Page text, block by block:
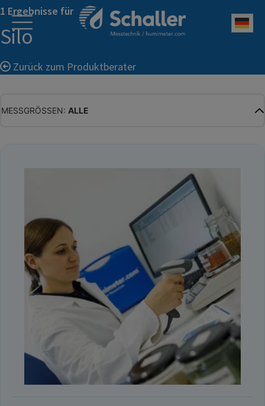
1 Ergebnisse für
Silo
Zurück zum Produktberater
MESSGRÖSSEN: ALLE
GLEICHGEWICHTSFEUCHTE
WASSERAKTIVITÄT
TROCKENSUBSTANZ
HEKTOLITERGEWICHT
TAUPUNKT
SCHÜTTDICHTE